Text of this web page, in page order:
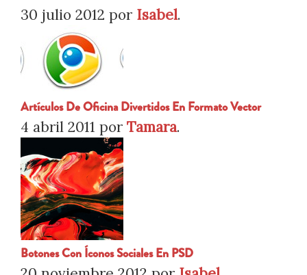
30 julio 2012 por Isabel.
Artículos De Oficina Divertidos En Formato Vector
4 abril 2011 por Tamara.
Botones Con Íconos Sociales En PSD